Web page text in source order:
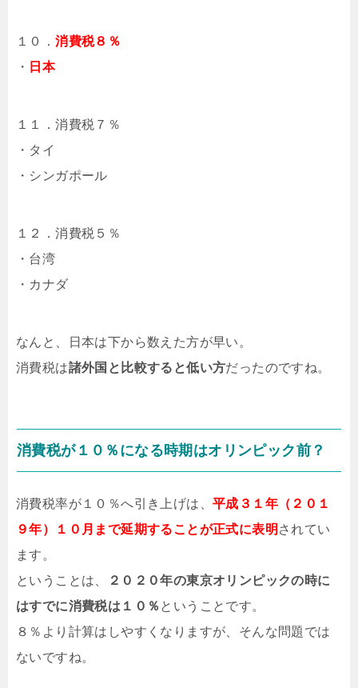
１０．消費税８％
・ 日本
１１．消費税７％
・タイ
・シンガポール
１２．消費税５％
・台湾
・カナダ
なんと、日本は下から数えた方が早い。
消費税は諸外国と比較すると低い方だったのですね。
消費税が１０％になる時期はオリンピック前？
消費税率が１０％へ引き上げは、 平成３１年（２０１
９年）１０月まで延期することが正式に表明 されてい
ます。
ということは、
２０２０年の東京オリンピックの時に
はすでに消費税は１０％ ということです。
８％より計算はしやすくなりますが、そんな問題では
ないですね。